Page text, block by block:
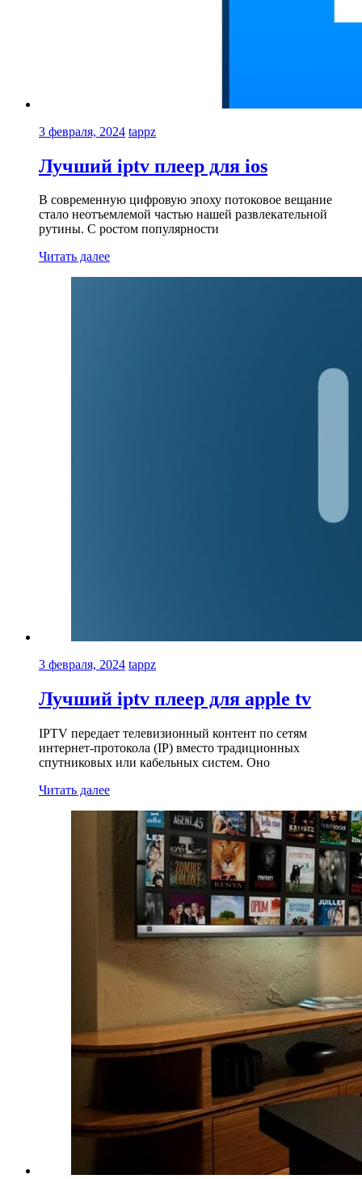
3 февраля, 2024 tappz
Лучший iptv плеер для ios
В современную цифровую эпоху потоковое вещание
стало неотъемлемой частью нашей развлекательной
рутины. С ростом популярности
Читать далее
3 февраля, 2024 tappz
Лучший iptv плеер для apple tv
IPTV передает телевизионный контент по сетям
интернет-протокола (IP) вместо традиционных
спутниковых или кабельных систем. Оно
Читать далее